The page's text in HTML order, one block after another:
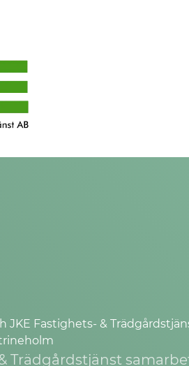
JKE Fastighets- &
Trädgårdstjänst